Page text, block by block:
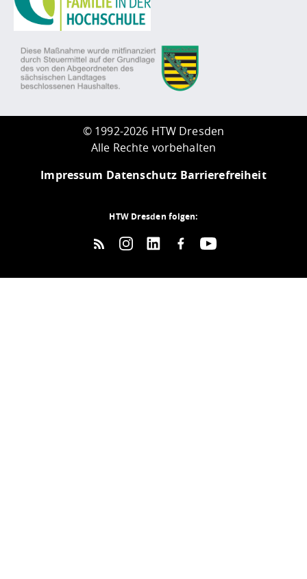
© 1992-2026 HTW Dresden
Alle Rechte vorbehalten
Impressum Datenschutz Barrierefreiheit
HTW Dresden folgen: